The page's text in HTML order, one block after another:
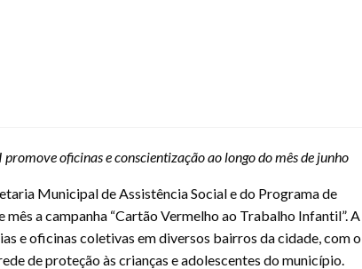
oficinas e conscientização ao longo do mês de junho
Municipal de Assistência Social e do Programa de
a campanha “Cartão Vermelho ao Trabalho Infantil”. A
e oficinas coletivas em diversos bairros da cidade, com o
de proteção às crianças e adolescentes do município.